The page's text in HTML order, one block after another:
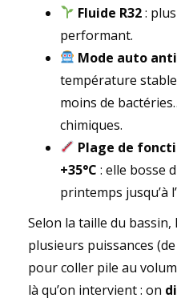
Fluide R32:
performant.
Mode auto
température
moins de
chimiques.
Plage de
+35°C : elle bosse
printemps jusqu’à
Selon la taille du bassin,
plusieurs puissances (de
pour coller pile au
là qu’on intervient : on